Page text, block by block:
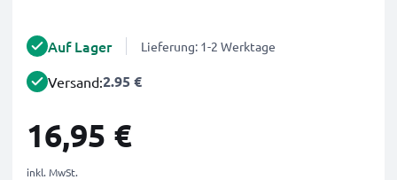
Auf Lager Lieferung: 1-2 Werktage
Versand:2.95 €
16,95 €
inkl. MwSt.